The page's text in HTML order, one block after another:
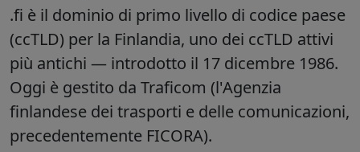
.fi è il dominio di primo livello di codice paese
(ccTLD) per la Finlandia, uno dei ccTLD attivi
più antichi — introdotto il 17 dicembre 1986.
Oggi è gestito da Traficom (l'Agenzia
finlandese dei trasporti e delle comunicazioni,
precedentemente FICORA).